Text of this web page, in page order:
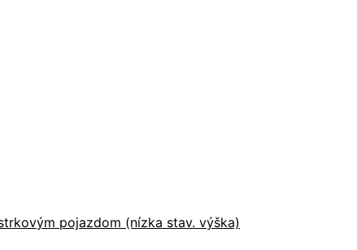
pojazdom (nízka stav. výška)